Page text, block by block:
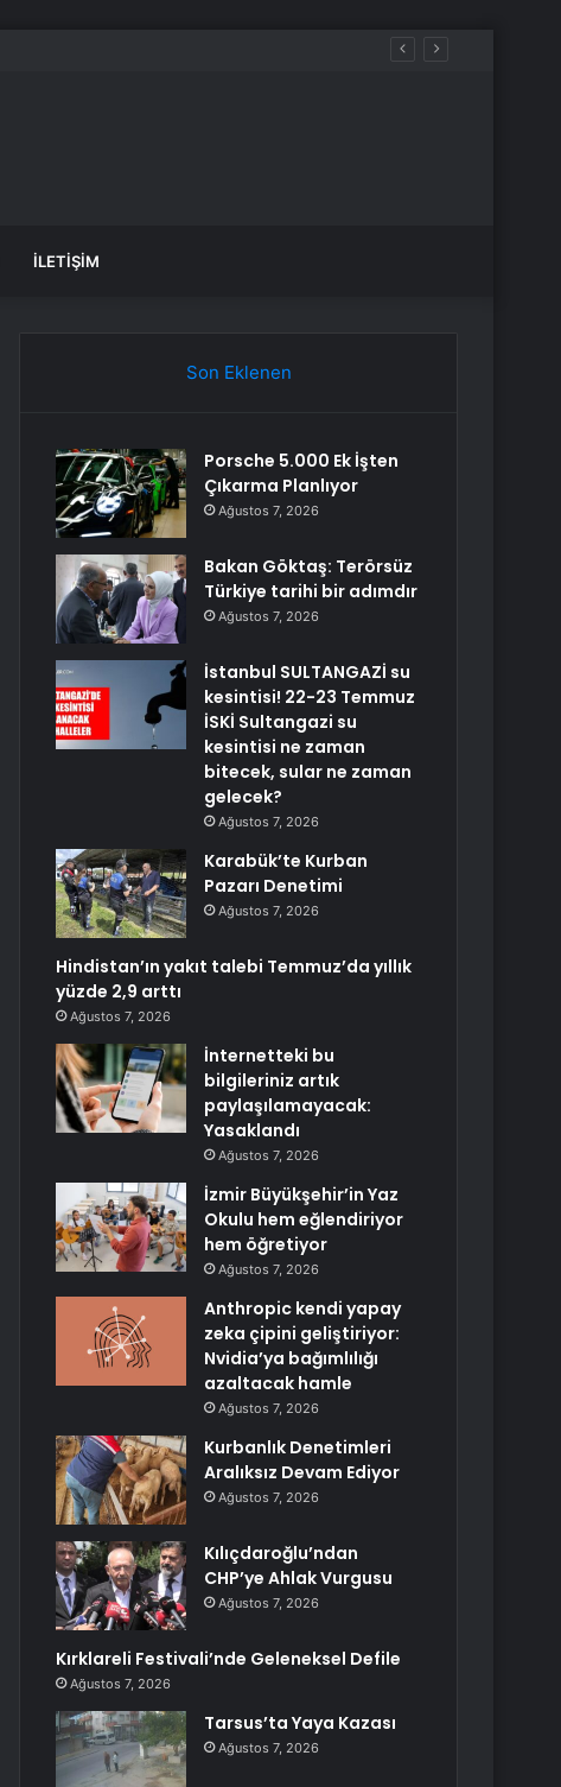
İLETIŞIM
Son Eklenen
Porsche 5.000 Ek İşten
Çıkarma Planlıyor
Ağustos 7, 2026
Bakan Göktaş: Terörsüz
Türkiye tarihi bir adımdır
Ağustos 7, 2026
İstanbul SULTANGAZİ su
kesintisi! 22-23 Temmuz
İSKİ Sultangazi su
kesintisi ne zaman
bitecek, sular ne zaman
gelecek?
Ağustos 7, 2026
Karabük’te Kurban
Pazarı Denetimi
Ağustos 7, 2026
Hindistan’ın yakıt talebi Temmuz’da yıllık
yüzde 2,9 arttı
Ağustos 7, 2026
İnternetteki bu
bilgileriniz artık
paylaşılamayacak:
Yasaklandı
Ağustos 7, 2026
İzmir Büyükşehir’in Yaz
Okulu hem eğlendiriyor
hem öğretiyor
Ağustos 7, 2026
Anthropic kendi yapay
zeka çipini geliştiriyor:
Nvidia’ya bağımlılığı
azaltacak hamle
Ağustos 7, 2026
Kurbanlık Denetimleri
Aralıksız Devam Ediyor
Ağustos 7, 2026
Kılıçdaroğlu’ndan
CHP’ye Ahlak Vurgusu
Ağustos 7, 2026
Kırklareli Festivali’nde Geleneksel Defile
Ağustos 7, 2026
Tarsus’ta Yaya Kazası
Ağustos 7, 2026